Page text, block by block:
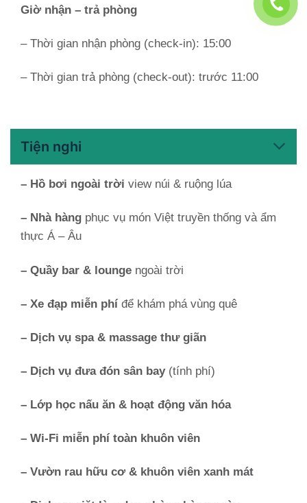
Giờ nhận – trả phòng
– Thời gian nhận phòng (check-in): 15:00
– Thời gian trả phòng (check-out): trước 11:00
Tiện nghi
– Hồ bơi ngoài trời view núi & ruộng lúa
– Nhà hàng phục vụ món Việt truyền thống và ẩm
thực Á – Âu
– Quầy bar & lounge ngoài trời
– Xe đạp miễn phí để khám phá vùng quê
– Dịch vụ spa & massage thư giãn
– Dịch vụ đưa đón sân bay(tính phí)
– Lớp học nấu ăn & hoạt động văn hóa
– Wi-Fi miễn phí toàn khuôn viên
– Vườn rau hữu cơ & khuôn viên xanh mát